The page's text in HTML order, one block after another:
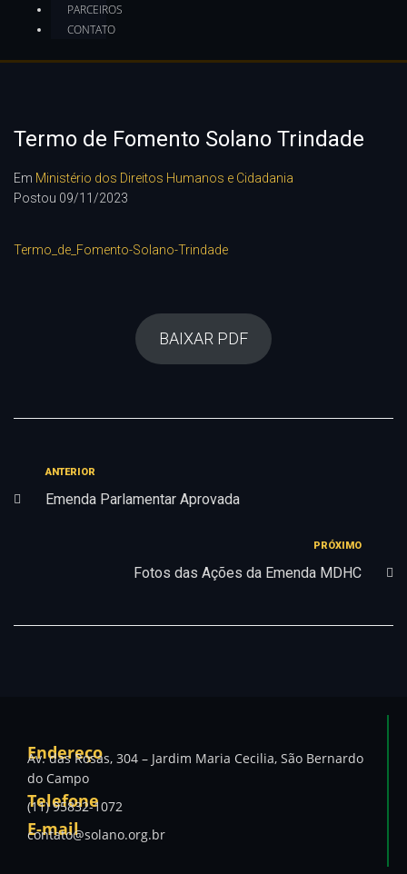
PARCEIROS
CONTATO
Termo de Fomento Solano Trindade
Em Ministério dos Direitos Humanos e Cidadania
Postou 09/11/2023
Termo_de_Fomento-Solano-Trindade
BAIXAR PDF
ANTERIOR
Emenda Parlamentar Aprovada
PRÓXIMO
Fotos das Ações da Emenda MDHC
Endereço
Av. das Rosas, 304 – Jardim Maria Cecilia, São Bernardo
do Campo
Telefone
(11) 95832-1072
E-mail
contato@solano.org.br